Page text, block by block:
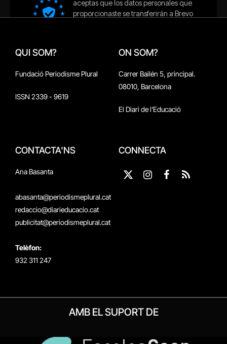
QUI SOM?
Fundació Periodisme Plural
ISSN 2339 - 9619
ON SOM?
Carrer Bailén 5, principal.
08010, Barcelona
El Diari de l'Educació
CONTACTA'NS
Ana Basanta
abasanta@periodismeplural.cat
redaccio@diarieducacio.cat
publicitat@periodismeplural.cat
Telèfon:
932 311 247
CONNECTA
X
Instagram
Facebook
RSS
AMB EL SUPORT DE